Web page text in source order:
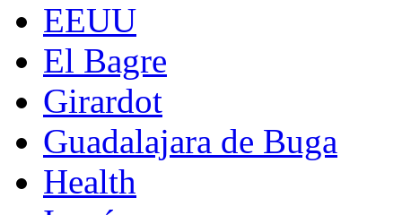
EEUU
El Bagre
Girardot
Guadalajara de Buga
Health